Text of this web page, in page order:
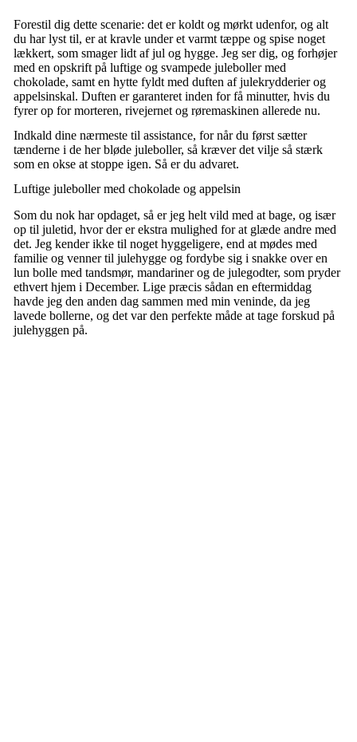
Forestil dig dette scenarie: det er koldt og mørkt udenfor, og alt
du har lyst til, er at kravle under et varmt tæppe og spise noget
lækkert, som smager lidt af jul og hygge. Jeg ser dig, og forhøjer
med en opskrift på luftige og svampede juleboller med
chokolade, samt en hytte fyldt med duften af julekrydderier og
appelsinskal. Duften er garanteret inden for få minutter, hvis du
fyrer op for morteren, rivejernet og røremaskinen allerede nu.
Indkald dine nærmeste til assistance, for når du først sætter
tænderne i de her bløde juleboller, så kræver det vilje så stærk
som en okse at stoppe igen. Så er du advaret.
Luftige juleboller med chokolade og appelsin
Som du nok har opdaget, så er jeg helt vild med at bage, og især
op til juletid, hvor der er ekstra mulighed for at glæde andre med
det. Jeg kender ikke til noget hyggeligere, end at mødes med
familie og venner til julehygge og fordybe sig i snakke over en
lun bolle med tandsmør, mandariner og de julegodter, som pryder
ethvert hjem i December. Lige præcis sådan en eftermiddag
havde jeg den anden dag sammen med min veninde, da jeg
lavede bollerne, og det var den perfekte måde at tage forskud på
julehyggen på.